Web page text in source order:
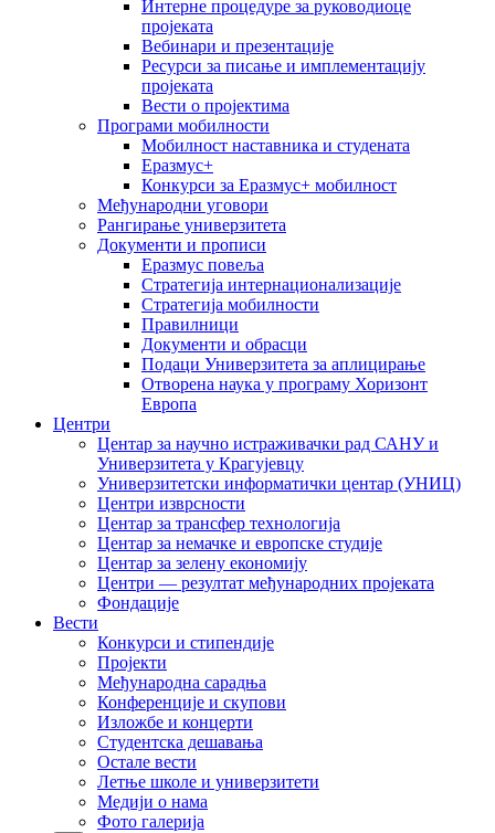
Интерне процедуре за руководиоце
пројеката
Вебинари и презентације
Ресурси за писање и имплементацију
пројеката
Вести о пројектима
Програми мобилности
Мобилност наставника и студената
Еразмус+
Конкурси за Еразмус+ мобилност
Међународни уговори
Рангирање универзитета
Документи и прописи
Еразмус повеља
Стратегија интернационализације
Стратегија мобилности
Правилници
Документи и обрасци
Подаци Универзитета за аплицирање
Отворена наука у програму Хоризонт
Европа
Центри
Центар за научно истраживачки рад САНУ и
Универзитета у Крагујевцу
Универзитетски информатички центар (УНИЦ)
Центри изврсности
Центар за трансфер технологија
Центар за немачке и европске студије
Центар за зелену економију
Центри — резултат међународних пројеката
Фондације
Вести
Конкурси и стипендије
Пројекти
Међународна сарадња
Конференције и скупови
Изложбе и концерти
Студентска дешавања
Остале вести
Летње школе и универзитети
Медији о нама
Фото галерија